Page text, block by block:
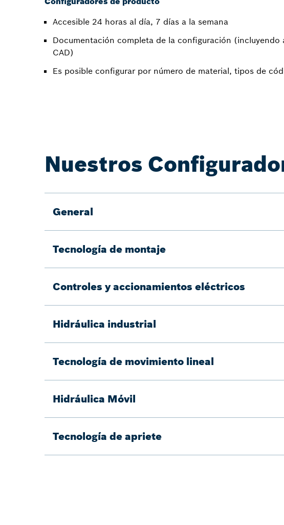
Accesible 24 horas al día, 7 días a la semana
Documentación completa de la configuración (incluyendo
CAD)
Es posible configurar por número de material, tipos de
Nuestros
General
Tecnología de montaje
Controles y accionamientos eléctricos
Hidráulica industrial
Tecnología de movimiento lineal
Hidráulica Móvil
Tecnología de apriete